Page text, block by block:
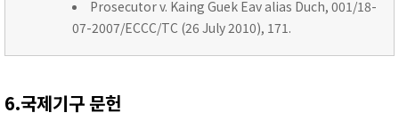
Prosecutor v. Kaing Guek Eav alias Duch, 001/18-
07-2007/ECCC/TC (26 July 2010), 171.
6.국제기구 문헌